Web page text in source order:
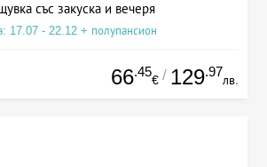
със закуска и вечеря
17.07 - 22.12 + полупансион
66.45
€ / 129.97
лв.